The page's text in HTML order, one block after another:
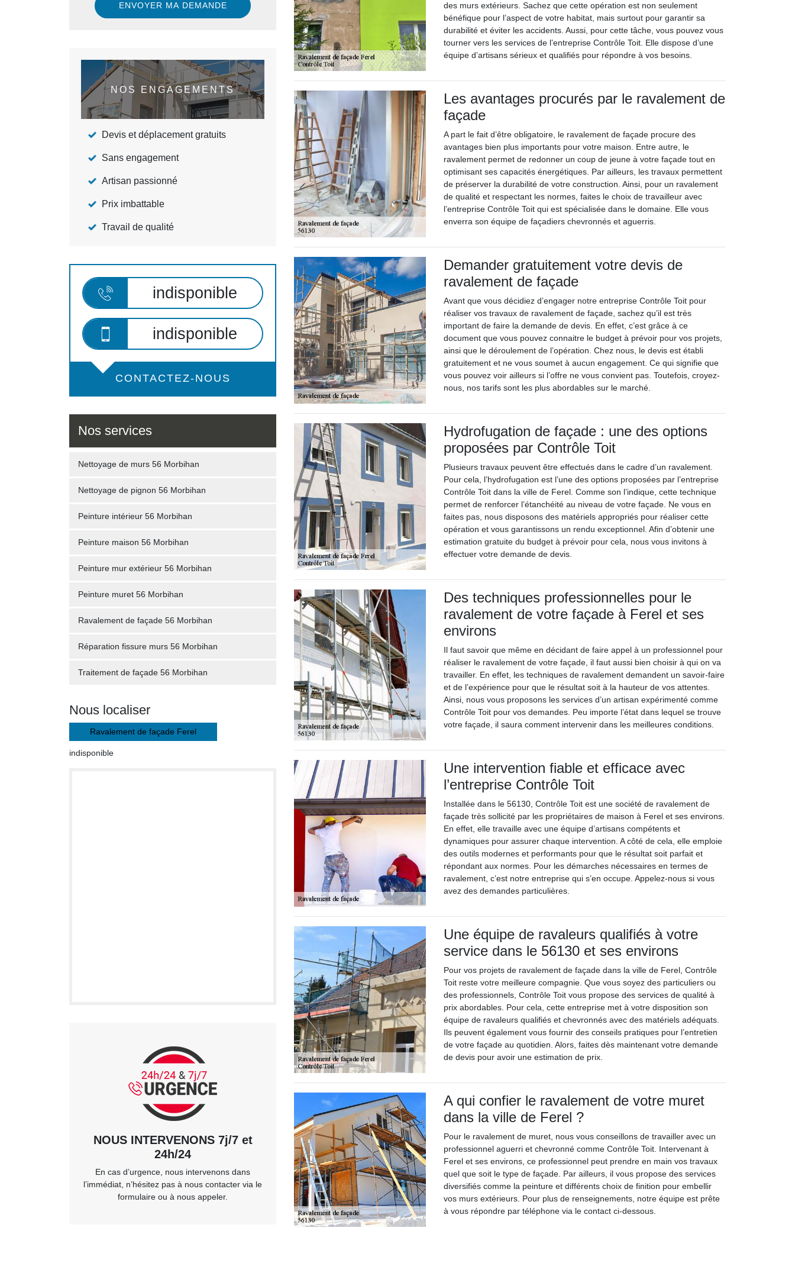
NOS ENGAGEMENTS
Devis et déplacement gratuits
Sans engagement
Artisan passionné
Prix imbattable
Travail de qualité
indisponible
indisponible
CONTACTEZ-NOUS
Nos services
Nettoyage de murs 56 Morbihan
Nettoyage de pignon 56 Morbihan
Peinture intérieur 56 Morbihan
Peinture maison 56 Morbihan
Peinture mur extérieur 56 Morbihan
Peinture muret 56 Morbihan
Ravalement de façade 56 Morbihan
Réparation fissure murs 56 Morbihan
Traitement de façade 56 Morbihan
Nous localiser
Ravalement de façade Ferel
indisponible
NOUS INTERVENONS 7j/7 et
24h/24
En cas d’urgence, nous intervenons dans
l’immédiat, n’hésitez pas à nous contacter via le
formulaire ou à nous appeler.
des murs extérieurs. Sachez que cette opération est non seulement
bénéfique pour l’aspect de votre habitat, mais surtout pour garantir sa
durabilité et éviter les accidents. Aussi, pour cette tâche, vous pouvez vous
tourner vers les services de l’entreprise Contrôle Toit. Elle dispose d’une
équipe d’artisans sérieux et qualifiés pour répondre à vos besoins.
Les avantages procurés par le ravalement de
façade
A part le fait d’être obligatoire, le ravalement de façade procure des
avantages bien plus importants pour votre maison. Entre autre, le
ravalement permet de redonner un coup de jeune à votre façade tout en
optimisant ses capacités énergétiques. Par ailleurs, les travaux permettent
de préserver la durabilité de votre construction. Ainsi, pour un ravalement
de qualité et respectant les normes, faites le choix de travailleur avec
l’entreprise Contrôle Toit qui est spécialisée dans le domaine. Elle vous
enverra son équipe de façadiers chevronnés et aguerris.
Demander gratuitement votre devis de
ravalement de façade
Avant que vous décidiez d’engager notre entreprise Contrôle Toit pour
réaliser vos travaux de ravalement de façade, sachez qu’il est très
important de faire la demande de devis. En effet, c’est grâce à ce
document que vous pouvez connaitre le budget à prévoir pour vos projets,
ainsi que le déroulement de l’opération. Chez nous, le devis est établi
gratuitement et ne vous soumet à aucun engagement. Ce qui signifie que
vous pouvez voir ailleurs si l’offre ne vous convient pas. Toutefois, croyez-
nous, nos tarifs sont les plus abordables sur le marché.
Hydrofugation de façade : une des options
proposées par Contrôle Toit
Plusieurs travaux peuvent être effectués dans le cadre d’un ravalement.
Pour cela, l’hydrofugation est l’une des options proposées par l’entreprise
Contrôle Toit dans la ville de Ferel. Comme son l’indique, cette technique
permet de renforcer l’étanchéité au niveau de votre façade. Ne vous en
faites pas, nous disposons des matériels appropriés pour réaliser cette
opération et vous garantissons un rendu exceptionnel. Afin d’obtenir une
estimation gratuite du budget à prévoir pour cela, nous vous invitons à
effectuer votre demande de devis.
Des techniques professionnelles pour le
ravalement de votre façade à Ferel et ses
environs
Il faut savoir que même en décidant de faire appel à un professionnel pour
réaliser le ravalement de votre façade, il faut aussi bien choisir à qui on va
travailler. En effet, les techniques de ravalement demandent un savoir-faire
et de l’expérience pour que le résultat soit à la hauteur de vos attentes.
Ainsi, nous vous proposons les services d’un artisan expérimenté comme
Contrôle Toit pour vos demandes. Peu importe l’état dans lequel se trouve
votre façade, il saura comment intervenir dans les meilleures conditions.
Une intervention fiable et efficace avec
l’entreprise Contrôle Toit
Installée dans le 56130, Contrôle Toit est une société de ravalement de
façade très sollicité par les propriétaires de maison à Ferel et ses environs.
En effet, elle travaille avec une équipe d’artisans compétents et
dynamiques pour assurer chaque intervention. A côté de cela, elle emploie
des outils modernes et performants pour que le résultat soit parfait et
répondant aux normes. Pour les démarches nécessaires en termes de
ravalement, c’est notre entreprise qui s’en occupe. Appelez-nous si vous
avez des demandes particulières.
Une équipe de ravaleurs qualifiés à votre
service dans le 56130 et ses environs
Pour vos projets de ravalement de façade dans la ville de Ferel, Contrôle
Toit reste votre meilleure compagnie. Que vous soyez des particuliers ou
des professionnels, Contrôle Toit vous propose des services de qualité à
prix abordables. Pour cela, cette entreprise met à votre disposition son
équipe de ravaleurs qualifiés et chevronnés avec des matériels adéquats.
Ils peuvent également vous fournir des conseils pratiques pour l’entretien
de votre façade au quotidien. Alors, faites dès maintenant votre demande
de devis pour avoir une estimation de prix.
A qui confier le ravalement de votre muret
dans la ville de Ferel ?
Pour le ravalement de muret, nous vous conseillons de travailler avec un
professionnel aguerri et chevronné comme Contrôle Toit. Intervenant à
Ferel et ses environs, ce professionnel peut prendre en main vos travaux
quel que soit le type de façade. Par ailleurs, il vous propose des services
diversifiés comme la peinture et différents choix de finition pour embellir
vos murs extérieurs. Pour plus de renseignements, notre équipe est prête
à vous répondre par téléphone via le contact ci-dessous.